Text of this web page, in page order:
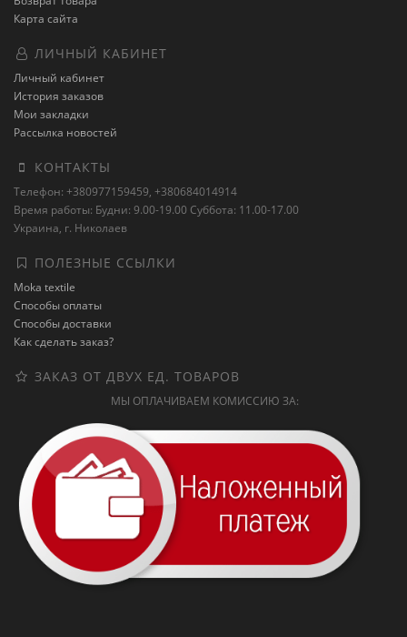
Карта сайта
ЛИЧНЫЙ КАБИНЕТ
Личный кабинет
История заказов
Мои закладки
Рассылка новостей
КОНТАКТЫ
Телефон: +380977159459, +380684014914
Время работы: Будни: 9.00-19.00 Суббота: 11.00-17.00
Украина, г. Николаев
ПОЛЕЗНЫЕ ССЫЛКИ
Moka textile
Способы оплаты
Способы доставки
Как сделать заказ?
ЗАКАЗ ОТ ДВУХ ЕД. ТОВАРОВ
МЫ ОПЛАЧИВАЕМ КОМИССИЮ ЗА: